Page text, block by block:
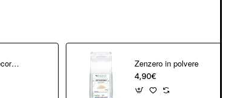
Zenzero rizoma decorticato per tisana: utilizzo tradizionale Zenzero in polvere
4,90€